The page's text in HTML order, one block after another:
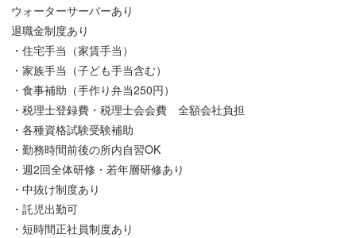
ウォーターサーバーあり
退職金制度あり
・住宅手当（家賃手当）
・家族手当（子ども手当含む）
・食事補助（手作り弁当250円）
・税理士登録費・税理士会会費 全額会社負担
・各種資格試験受験補助
・勤務時間前後の所内自習OK
・週2回全体研修・若年層研修あり
・中抜け制度あり
・託児出勤可
・短時間正社員制度あり